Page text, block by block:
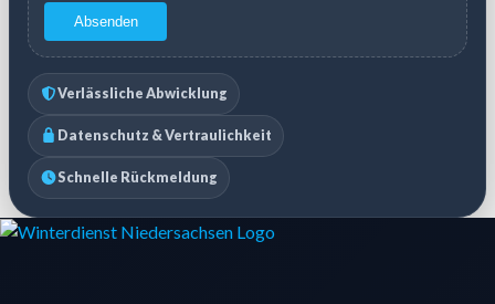
Absenden
Verlässliche Abwicklung
Datenschutz & Vertraulichkeit
Schnelle Rückmeldung